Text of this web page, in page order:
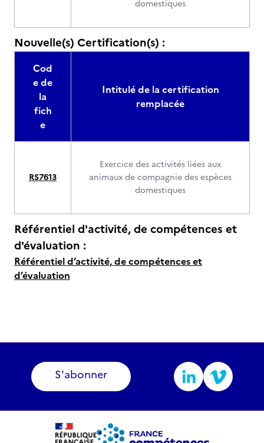
domestiques
Nouvelle(s) Certification(s) :
Cod
e de
la
fich
e
Intitulé de la certification
remplacée
RS7613
Exercice des activités liées aux
animaux de compagnie des espèces
domestiques
Référentiel d'activité, de compétences et
d'évaluation :
Référentiel d’activité, de compétences et
d’évaluation
S'abonner